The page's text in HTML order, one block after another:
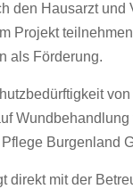
den Hausarzt
Projekt
als Förderung.
Burgenland
direkt mit der